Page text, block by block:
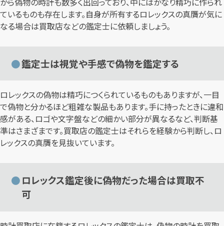
ているものも存在します。自身が所有するロレックスの真贋が気に
なる場合は買取店などの鑑定士に依頼しましょう。
鑑定士は視覚や手感で偽物を鑑定する
ロレックスの偽物は精巧につくられているものもありますが、一目
で偽物と分かるほど粗雑な製品もあります。手に持ったときに違和
感がある、ロゴや文字盤などの細かい部分が異なるなど、判断基
準はさまざまです。買取店の鑑定士はそれらを経験から判断し、ロ
レックスの真贋を見抜いています。
ロレックス鑑定後に偽物だった場合は買取不
可